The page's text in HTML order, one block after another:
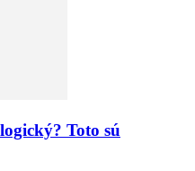
Toto sú